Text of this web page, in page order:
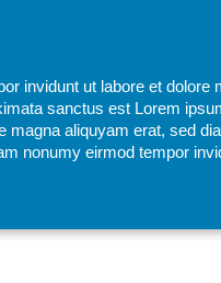
invidunt ut labore et
sanctus est Lorem
aliquyam erat, sed
nonumy eirmod tempor